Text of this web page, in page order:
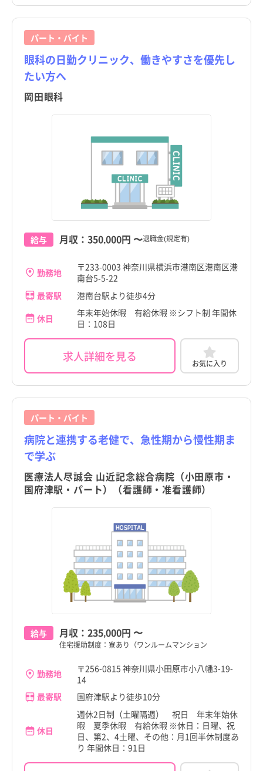
パート・バイト
眼科の日勤クリニック、働きやすさを優先し
たい方へ
岡田眼科
給与 月収： 350,000円 〜退職金(規定有)
勤務地
〒233-0003 神奈川県横浜市港南区港南区港
南台5-5-22
最寄駅
港南台駅より徒歩4分
休日
年末年始休暇 有給休暇 ※シフト制 年間休
日：108日
求人詳細を見る お気に入り
パート・バイト
病院と連携する老健で、急性期から慢性期ま
で学ぶ
医療法人尽誠会 山近記念総合病院（小田原市・
国府津駅・パート）（看護師・准看護師）
給与 月収： 235,000円 〜
住宅援助制度：寮あり（ワンルームマンション
勤務地
〒256-0815 神奈川県小田原市小八幡3-19-
14
最寄駅
国府津駅より徒歩10分
休日
週休2日制（土曜隔週） 祝日 年末年始休
暇 夏季休暇 有給休暇 ※休日：日曜、祝
日、第2、4土曜、その他：月1回半休制度あ
り 年間休日：91日